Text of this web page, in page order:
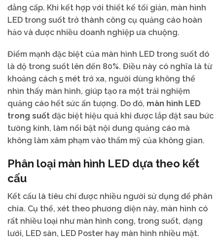
đẳng cấp. Khi kết hợp với thiết kế tối giản, màn hình
LED trong suốt trở thành công cụ quảng cáo hoàn
hảo và được nhiều doanh nghiệp ưa chuộng.
Điểm mạnh đặc biệt của màn hình LED trong suốt đó
là độ trong suốt lên đến 80%. Điều này có nghĩa là từ
khoảng cách 5 mét trở xa, người dùng không thể
nhìn thấy màn hình, giúp tạo ra một trải nghiệm
quảng cáo hết sức ấn tượng. Do đó, màn hình LED
trong suốt đặc biệt hiệu quả khi được lắp đặt sau bức
tường kính, làm nổi bật nội dung quảng cáo mà
không làm xâm phạm vào thẩm mỹ của không gian.
Phân loại màn hình LED dựa theo kết
cấu
Kết cấu là tiêu chí được nhiều người sử dụng để phân
chia. Cụ thể, xét theo phương diện này, màn hình có
rất nhiều loại như màn hình cong, trong suốt, dạng
lưới, LED sàn, LED Poster hay màn hình nhiều mặt.